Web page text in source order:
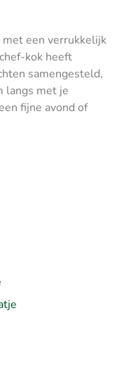
een verrukkelijk
kok heeft
samengesteld,
langs met je
fijne avond of